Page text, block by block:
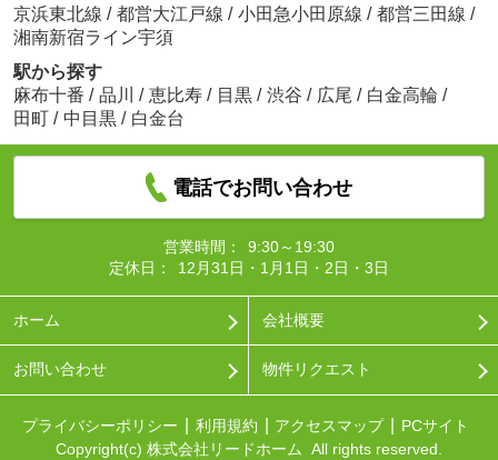
京浜東北線 / 都営大江戸線 / 小田急小田原線 / 都営三田線 /
湘南新宿ライン宇須
駅から探す
麻布十番 / 品川 / 恵比寿 / 目黒 / 渋谷 / 広尾 / 白金高輪 /
田町 / 中目黒 / 白金台
電話でお問い合わせ
営業時間：
9:30～19:30
定休日：
12月31日・1月1日・2日・3日
ホーム 会社概要
お問い合わせ 物件リクエスト
プライバシーポリシー 利用規約 アクセスマップ
PCサイト
Copyright(c) 株式会社リードホーム All rights reserved.